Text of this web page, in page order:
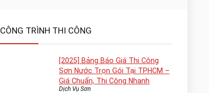
CÔNG TRÌNH THI CÔNG
[2025] Bảng Báo Giá Thi Công
Sơn Nước Trọn Gói Tại TPHCM –
Giá Chuẩn, Thi Công Nhanh
Dịch Vụ Sơn